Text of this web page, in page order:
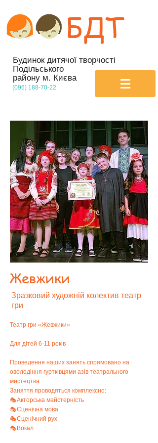
БДТ
Будинок дитячої творчості
Подільського
району м. Києва
(096) 188-70-22
Жевжики
Зразковий художній колектив театр
гри
Театр гри «Жевжики»
Для дітей 6-11 років
Проведення наших занять спрямовано на
оволодіння гуртківцями азів театрального
мистецтва.
Заняття проводяться комплексно:
🎭Акторська майстерність
🎭Сценічна мова
🎭Сценічний рух
🎭Вокал